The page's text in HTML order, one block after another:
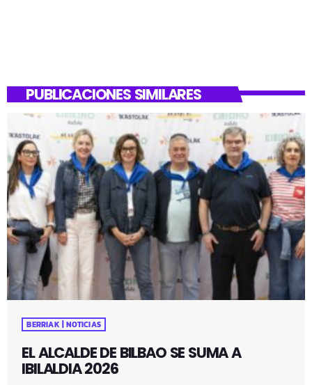
PUBLICACIONES SIMILARES
BERRIAK | NOTICIAS
EL ALCALDE DE BILBAO SE SUMA A
IBILALDIA 2026